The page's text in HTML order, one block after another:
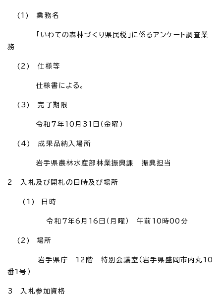
(1) 業務名
「いわての森林づくり県民税」に係るアンケート調査業
務
(2) 仕様等
仕様書による。
(3) 完了期限
令和7年10月31日（金曜）
(4) 成果品納入場所
岩手県農林水産部林業振興課 振興担当
2 入札及び開札の日時及び場所
(1) 日時
令和7年6月16日（月曜） 午前10時00分
(2) 場所
岩手県庁 12階 特別会議室（岩手県盛岡市内丸10
番1号）
3 入札参加資格